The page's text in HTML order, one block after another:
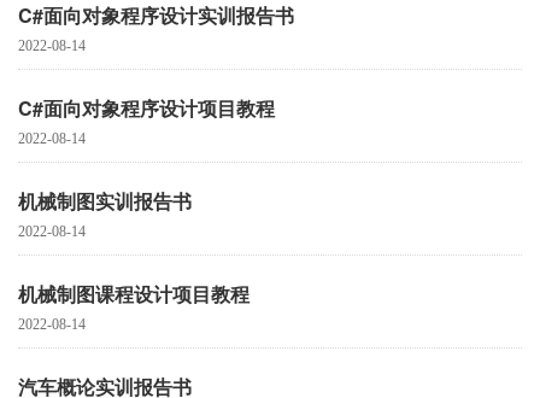
C#面向对象程序设计实训报告书
2022-08-14
C#面向对象程序设计项目教程
2022-08-14
机械制图实训报告书
2022-08-14
机械制图课程设计项目教程
2022-08-14
汽车概论实训报告书